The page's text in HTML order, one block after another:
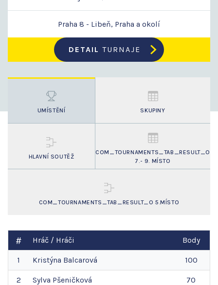
Praha 8 - Libeň, Praha a okolí
DETAIL TURNAJE
UMÍSTĚNÍ SKUPINY
HLAVNÍ SOUTĚŽ
COM_TOURNAMENTS_TAB_RESULT_O
7.- 9. MÍSTO
COM_TOURNAMENTS_TAB_RESULT_O 5.MÍSTO
Hráč / Hráči Body
1 Kristýna Balcarová 100
2 Sylva Pšeničková 70